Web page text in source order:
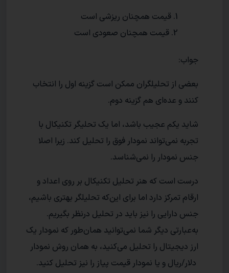
قیمت همچنان ریزشی است
قیمت همچنان صعودی است
جواب:
بعضی از تحلیلگران ممکن است گزینه اول را انتخاب
کنند و عده‌ای هم گزینه دوم.
شاید یکم عجیب باشد، اما یک تحلیگر تکنیکال با
تجربه نمی‌تواند نمودار فوق را تحلیل کند. زیرا اصلا
جنس نمودار را نمی‌شناسد.
درست است که هنر تحلیل تکنیکال بر روی اعداد و
ارقام تمرکز دارد اما برای این‌که تحلیلگر بهتری باشیم،
جنس دارایی را نیز باید در تحلیل درنظر بگیریم.
به‌عبارتی دیگر شما نمی‌توانید همان‌طور که نمودار یک
ارز دیجیتال را تحلیل می‌کنید، به همان روش نمودار
دلار/ریال و یا نمودار قیمت پیاز را نیز تحلیل کنید.